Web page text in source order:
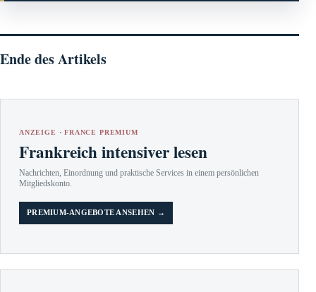
Ende des Artikels
ANZEIGE · FRANCE PREMIUM
Frankreich intensiver lesen
Nachrichten, Einordnung und praktische Services in einem persönlichen
Mitgliedskonto.
PREMIUM-ANGEBOTE ANSEHEN →